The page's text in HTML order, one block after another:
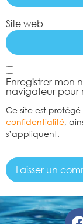
Site web
Enregistrer mon
navigateur pour
Ce site est protégé
confidentialité,
s’appliquent.